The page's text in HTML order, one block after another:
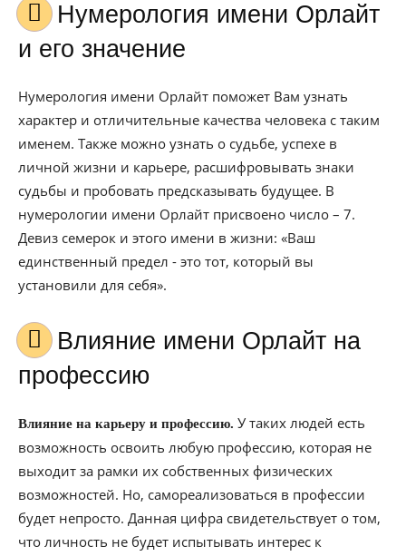
Нумерология имени Орлайт
и его значение
Нумерология имени Орлайт поможет Вам узнать
характер и отличительные качества человека с таким
именем. Также можно узнать о судьбе, успехе в
личной жизни и карьере, расшифровывать знаки
судьбы и пробовать предсказывать будущее. В
нумерологии имени Орлайт присвоено число – 7.
Девиз семерок и этого имени в жизни: «Ваш
единственный предел - это тот, который вы
установили для себя».
Влияние имени Орлайт на
профессию
Влияние на карьеру и профессию. У таких людей есть
возможность освоить любую профессию, которая не
выходит за рамки их собственных физических
возможностей. Но, самореализоваться в профессии
будет непросто. Данная цифра свидетельствует о том,
что личность не будет испытывать интерес к